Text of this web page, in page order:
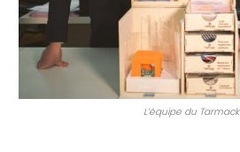
L’équipe du Tarmack